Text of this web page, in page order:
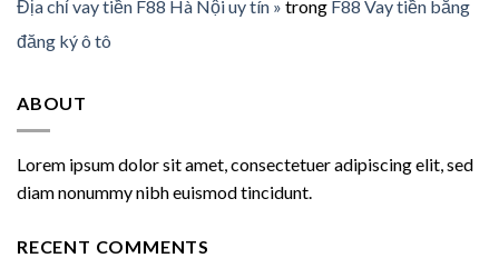
Địa chỉ vay tiền F88 Hà Nội uy tín » trong F88 Vay tiền bằng
đăng ký ô tô
ABOUT
Lorem ipsum dolor sit amet, consectetuer adipiscing elit, sed
diam nonummy nibh euismod tincidunt.
RECENT COMMENTS